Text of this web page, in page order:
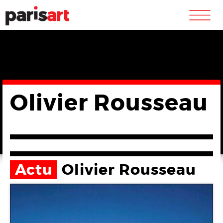
m
Olivier Rousseau
Actu Olivier Rousseau